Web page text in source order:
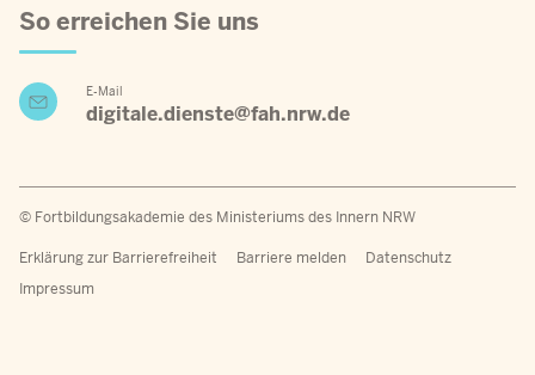
So erreichen Sie uns
E-Mail
digitale.dienste@fah.nrw.de
© Fortbildungsakademie des Ministeriums des Innern NRW
Fußzeilenmenü
Erklärung zur Barrierefreiheit Barriere melden
Datenschutz
Impressum